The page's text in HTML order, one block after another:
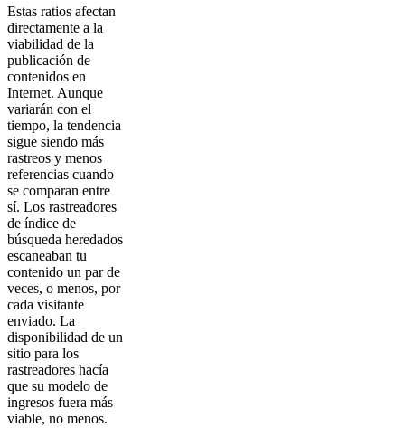
Estas ratios afectan
directamente a la
viabilidad de la
publicación de
contenidos en
Internet. Aunque
variarán con el
tiempo, la tendencia
sigue siendo más
rastreos y menos
referencias cuando
se comparan entre
sí. Los rastreadores
de índice de
búsqueda heredados
escaneaban tu
contenido un par de
veces, o menos, por
cada visitante
enviado. La
disponibilidad de un
sitio para los
rastreadores hacía
que su modelo de
ingresos fuera más
viable, no menos.